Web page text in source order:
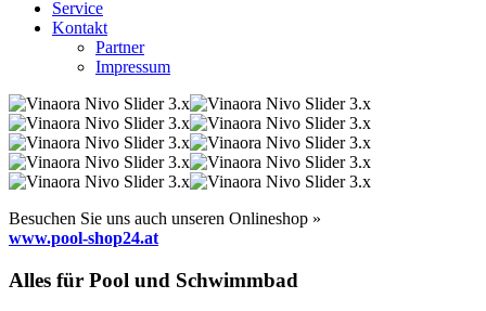
Service
Kontakt
Partner
Impressum
Besuchen Sie uns auch unseren Onlineshop »
www.pool-shop24.at
Alles für Pool und Schwimmbad